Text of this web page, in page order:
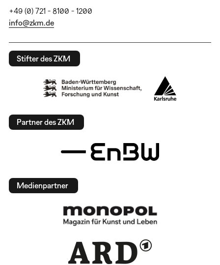
+49 (0) 721 - 8100 - 1200
info@zkm.de
Stifter des ZKM
Partner des ZKM
Medienpartner